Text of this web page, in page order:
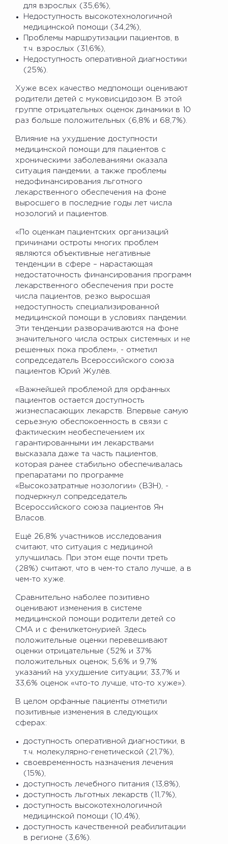
для взрослых (35,6%),
Недоступность высокотехнологичной
медицинской помощи (34,2%),
Проблемы маршрутизации пациентов, в
т.ч. взрослых (31,6%),
Недоступность оперативной диагностики
(25%).
Хуже всех качество медпомощи оценивают
родители детей с муковисцидозом. В этой
группе отрицательных оценок динамики в 10
раз больше положительных (6,8% и 68,7%).
Влияние на ухудшение доступности
медицинской помощи для пациентов с
хроническими заболеваниями оказала
ситуация пандемии, а также проблемы
недофинансирования льготного
лекарственного обеспечения на фоне
выросшего в последние годы лет числа
нозологий и пациентов.
«По оценкам пациентских организаций
причинами остроты многих проблем
являются объективные негативные
тенденции в сфере – нарастающая
недостаточность финансирования программ
лекарственного обеспечения при росте
числа пациентов, резко выросшая
недоступность специализированной
медицинской помощи в условиях пандемии.
Эти тенденции разворачиваются на фоне
значительного числа острых системных и не
решенных пока проблем», - отметил
сопредседатель Всероссийского союза
пациентов Юрий Жулёв.
«Важнейшей проблемой для орфанных
пациентов остается доступность
жизнеспасающих лекарств. Впервые самую
серьезную обеспокоенность в связи с
фактическим необеспечением их
гарантированными им лекарствами
высказала даже та часть пациентов,
которая ранее стабильно обеспечивалась
препаратами по программе
«Высокозатратные нозологии» (ВЗН), -
подчеркнул сопредседатель
Всероссийского союза пациентов Ян
Власов.
Ещё 26,8% участников исследования
считают, что ситуация с медициной
улучшилась. При этом еще почти треть
(28%) считают, что в чем-то стало лучше, а в
чем-то хуже.
Сравнительно наболее позитивно
оценивают изменения в системе
медицинской помощи родители детей со
СМА и с фенилкетонурией. Здесь
положительные оценки перевешивают
оценки отрицательные (52% и 37%
положительных оценок; 5,6% и 9,7%
указаний на ухудшение ситуации; 33,7% и
33,6% оценок «что-то лучше, что-то хуже»).
В целом орфанные пациенты отметили
позитивные изменения в следующих
сферах:
доступность оперативной диагностики, в
т.ч. молекулярно-генетической (21,7%),
своевременность назначения лечения
(15%),
доступность лечебного питания (13,8%),
доступность льготных лекарств (11,7%),
доступность высокотехнологичной
медицинской помощи (10,4%),
доступность качественной реабилитации
в регионе (3,6%).